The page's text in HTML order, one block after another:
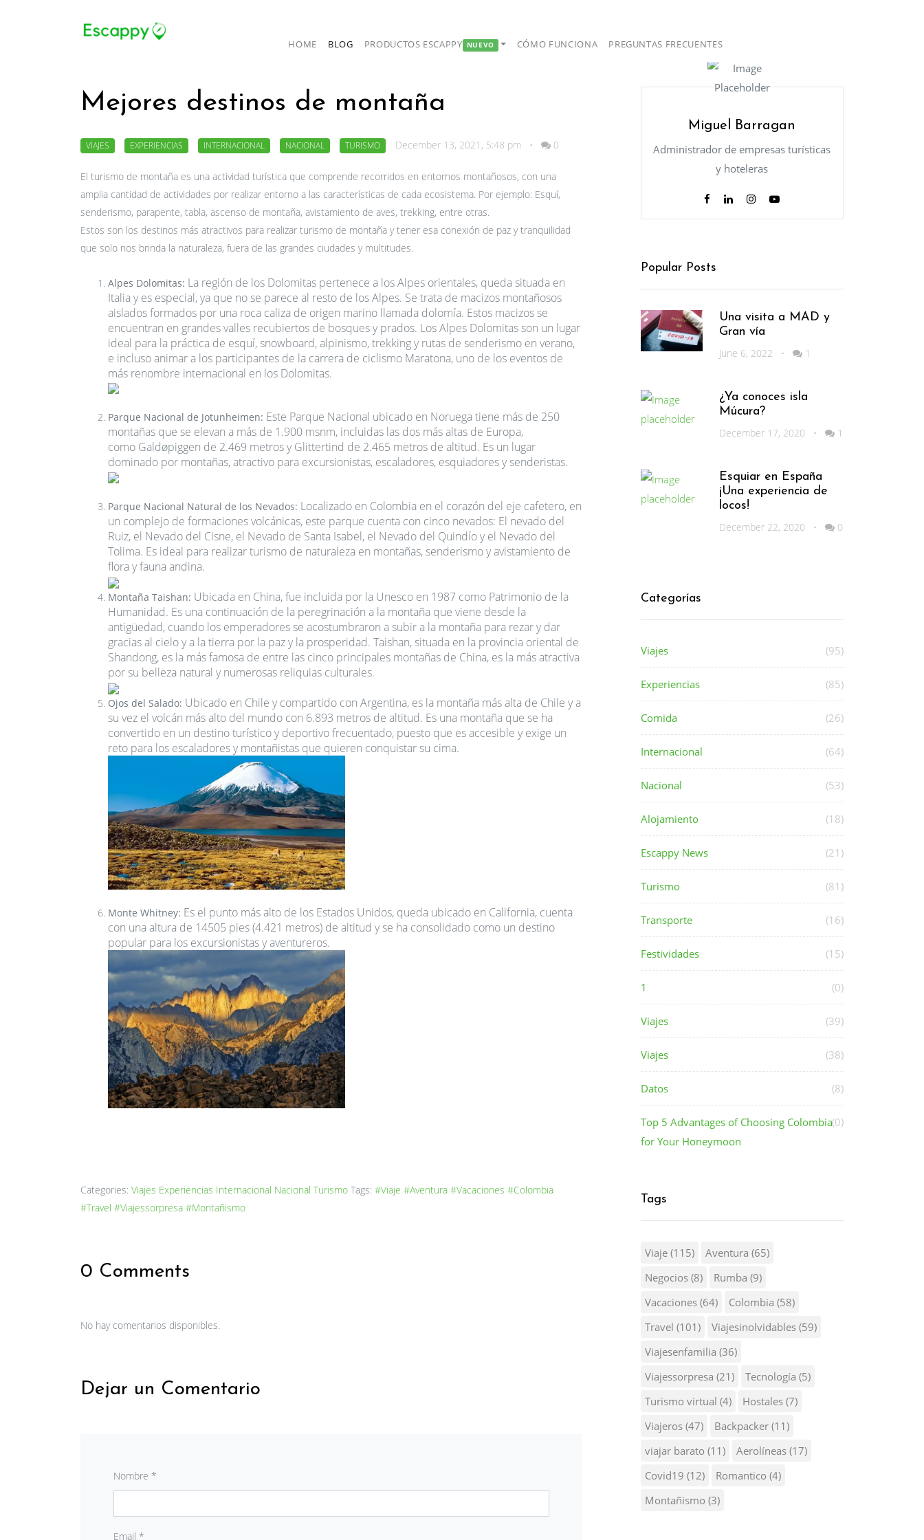
HOME BLOG PRODUCTOS ESCAPPY NUEVO CÓMO FUNCIONA PREGUNTAS FRECUENTES
Mejores destinos de montaña
VIAJES EXPERIENCIAS INTERNACIONAL NACIONAL TURISMO December 13, 2021, 5:48 pm • 0
El turismo de montaña es una actividad turística que comprende recorridos en entornos montañosos, con una
amplia cantidad de actividades por realizar entorno a las características de cada ecosistema. Por ejemplo: Esquí,
senderismo, parapente, tabla, ascenso de montaña, avistamiento de aves, trekking, entre otras.
Estos son los destinos más atractivos para realizar turismo de montaña y tener esa conexión de paz y tranquilidad
que solo nos brinda la naturaleza, fuera de las grandes ciudades y multitudes.
Alpes Dolomitas: La región d e los Dolomitas pertenece a los Alpes orientales, queda situada en
Italia y es especial, ya que no se parece al resto de los Alpes. Se trata de macizos montañosos
aisladosformados por una roca caliza de origen marino llamada dolomía. Estos macizos se
encuentran en grandes valles recubiertos de bosques y prados. LosAlpes Dolomitasson un lugar
ideal para la práctica de esquí, snowboard, alpinismo, trekking y rutas de senderismo en verano,
e incluso animar a los participantes de la carrera de ciclismo Maratona, uno de los eventos de
más renombre internacional en los Dolomitas.
Parque Nacional de Jotunheimen: Este Parque Nacional ubicado en Noruega tiene más de 250
montañas que se elevan a más de 1.900 msnm, incluidas las dos más altas de Europa,
como Galdøpiggen de 2.469 metros y Glittertind de 2.465 metros de altitud. Es un lugar
dominado por montañas, atractivo para excursionistas, escaladores, esquiadores y senderistas.
Parque Nacional Natural de los Nevados: Localizado en Colombia en el corazón del eje cafetero, en
un complejo de formaciones volcánicas, este parque cuenta con cinco nevados: El nevado del
Ruiz, el Nevado del Cisne, el Nevado de Santa Isabel, el Nevado del Quindío y el Nevado del
Tolima. Es ideal para realizar turismo de naturaleza en montañas, senderismo y avistamiento de
flora y fauna andina.
Montaña Taishan: Ubicada en China, fue incluida por la Unesco en 1987 como Patrimonio de la
Humanidad. Es una continuación de la peregrinación a la montaña que viene desde la
antigüedad, cuando los emperadores se acostumbraron a subir a la montaña para rezar y dar
gracias al cielo y a la tierra por la paz y la prosperidad. Taishan, situada en la provincia oriental de
Shandong, es la más famosa de entre las cinco principales montañas de China, es la más atractiva
por su belleza natural y numerosas reliquias culturales.
Ojos del Salado: Ubicado en Chile y compartido con Argentina, es la montaña más alta de Chile y a
su vez el volcán más alto del mundo con 6.893 metros de altitud. Es una montaña que se ha
convertido en un destino turístico y deportivo frecuentado, puesto que es accesible y exige un
reto para los escaladores y montañistas que quieren conquistar su cima.
Monte Whitney: Es el punto más alto de los Estados Unidos, queda ubicado en California, cuenta
con una altura de 14505 pies (4.421 metros) de altitud y se ha consolidado como un destino
popular para los excursionistas y aventureros.
Categories: Viajes Experiencias Internacional Nacional Turismo Tags: #Viaje #Aventura #Vacaciones #Colombia
#Travel #Viajessorpresa #Montañismo
0 Comments
No hay comentarios disponibles.
Dejar un Comentario
Nombre *
Email *
Miguel Barragan
Administrador de empresas turísticas
y hoteleras
Popular Posts
Una visita a MAD y
Gran vía
June 6, 2022
• 1
¿Ya conoces isla
Múcura?
December 17, 2020
• 1
Esquiar en España
¡Una experiencia de
locos!
December 22, 2020
• 0
Categorías
Viajes (95)
Experiencias (85)
Comida (26)
Internacional (64)
Nacional (53)
Alojamiento (18)
Escappy News (21)
Turismo (81)
Transporte (16)
Festividades (15)
1 (0)
Viajes (39)
Viajes (38)
Datos (8)
Top 5 Advantages of Choosing Colombia
for Your Honeymoon
(0)
Tags
Viaje (115) Aventura (65)
Negocios (8) Rumba (9)
Vacaciones (64) Colombia (58)
Travel (101) Viajesinolvidables (59)
Viajesenfamilia (36)
Viajessorpresa (21) Tecnología (5)
Turismo virtual (4) Hostales (7)
Viajeros (47) Backpacker (11)
viajar barato (11) Aerolíneas (17)
Covid19 (12) Romantico (4)
Montañismo (3)